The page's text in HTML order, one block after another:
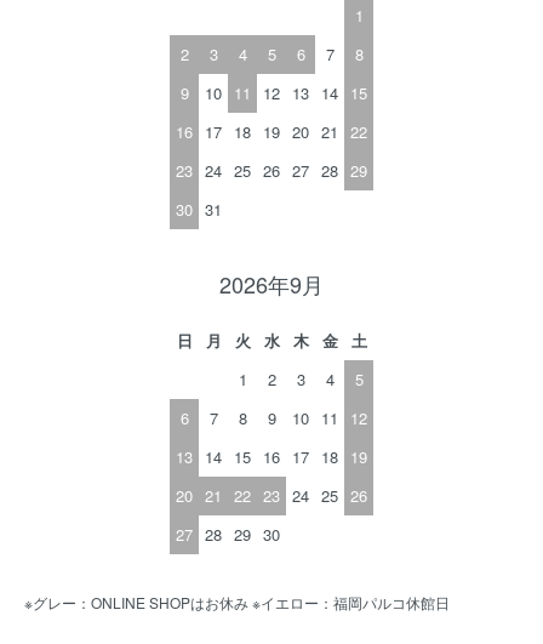
1
2
3 4 5 6 7
8
9
10 11 12 13 14 15
16 17 18 19 20 21
22
23 24 25 26 27 28 29
30 31
2026年9月
日 月 火 水 木 金
土
1
2 3 4
5
6
7 8 9 10 11
12
13 14 15 16 17 18 19
20 21 22 23 24 25 26
27 28 29 30
※グレー：ONLINE SHOPはお休み ※イエロー：福岡パルコ休館日